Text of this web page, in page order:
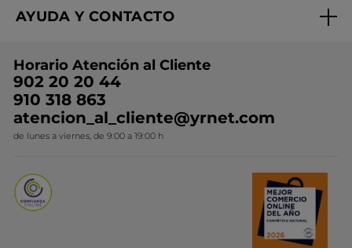
Nuestros compromisos
Conviértete en Franquiciada
Rebajas
Ideas de Regalo
Colección Monoi
Novedades del mes
AYUDA Y CONTACTO
Contacto
Horario Atención al Cliente
902 20 20 44
910 318 863
atencion_al_cliente@yrnet.com
de lunes a viernes, de 9:00 a 19:00 h